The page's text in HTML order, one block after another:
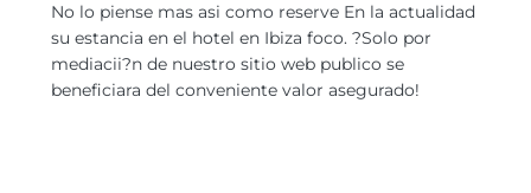
No lo piense mas asi­ como reserve En la actualidad
su estancia en el hotel en Ibiza foco. ?Solo por
mediacii?n de nuestro sitio web publico se
beneficiara del conveniente valor asegurado!